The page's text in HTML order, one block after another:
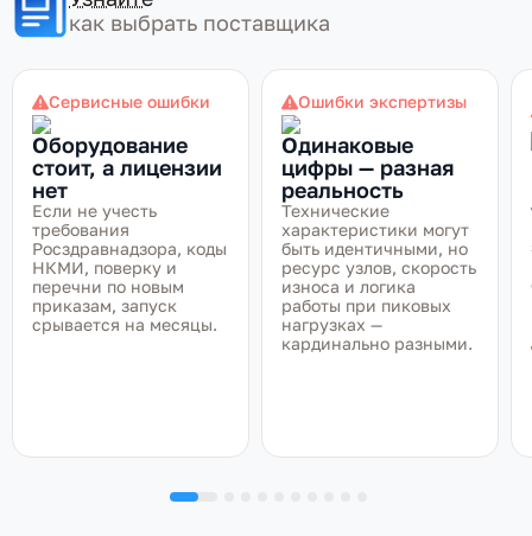
как выбрать поставщика
Сервисные ошибки
Оборудование
стоит, а лицензии
нет
Если не учесть
требования
Росздравнадзора, коды
НКМИ, поверку и
перечни по новым
приказам, запуск
срывается на месяцы.
Ошибки экспертизы
Одинаковые
цифры — разная
реальность
Технические
характеристики могут
быть идентичными, но
ресурс узлов, скорость
износа и логика
работы при пиковых
нагрузках —
кардинально разными.